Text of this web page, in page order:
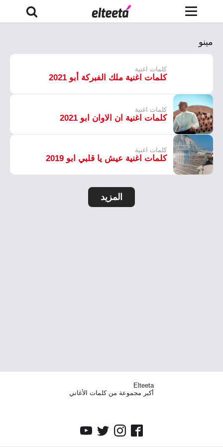
مينو
كلمات اغنية
كلمات اغنية ملك الفبركة أبو 2021
كلمات اغنية
كلمات اغنية ان الاوان ابو 2021
كلمات اغنية
كلمات اغنية عيش يا قلبي ابو 2019
المزيد
Elteeta
أكبر مجموعة من كلمات الأغاني